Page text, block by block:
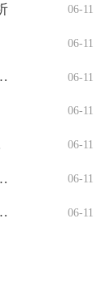
06-11
06-11
：够用吗？适合 06-11
06-11
06-11
一键使用技巧与 06-11
？超详细图文教 06-11